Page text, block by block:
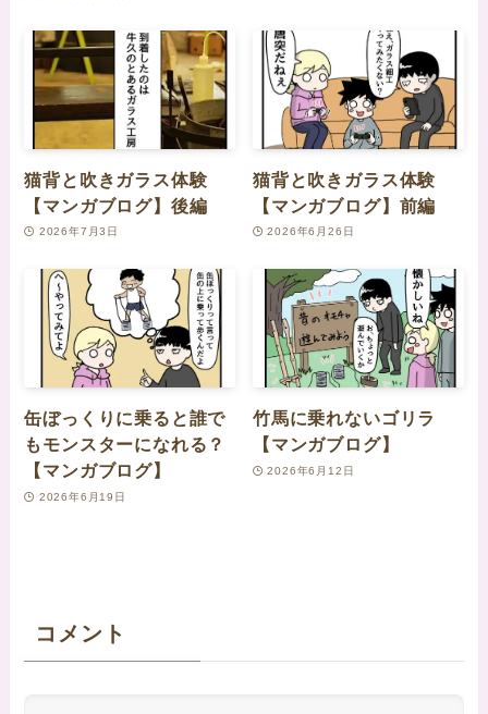
猫背と吹きガラス体験
【マンガブログ】後編
2026年7月3日
猫背と吹きガラス体験
【マンガブログ】前編
2026年6月26日
缶ぼっくりに乗ると誰で
もモンスターになれる？
【マンガブログ】
2026年6月19日
竹馬に乗れないゴリラ
【マンガブログ】
2026年6月12日
コメント